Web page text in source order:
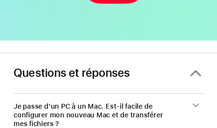
Questions et réponses
Je passe d’un PC à un Mac. Est-il facile de
configurer mon nouveau Mac et de transférer
mes fichiers ?